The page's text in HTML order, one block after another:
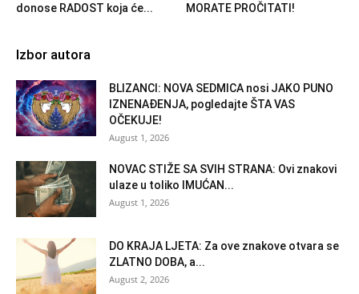
donose RADOST koja će...
MORATE PROČITATI!
Izbor autora
BLIZANCI: NOVA SEDMICA nosi JAKO PUNO
IZNENAĐENJA, pogledajte ŠTA VAS
OČEKUJE!
August 1, 2026
NOVAC STIŽE SA SVIH STRANA: Ovi znakovi
ulaze u toliko IMUĆAN...
August 1, 2026
DO KRAJA LJETA: Za ove znakove otvara se
ZLATNO DOBA, a...
August 2, 2026